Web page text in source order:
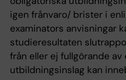
igen frånvaro/ brister i
examinators anvisningar
studieresultaten
från eller ej fullgörande
utbildningsinslag kan